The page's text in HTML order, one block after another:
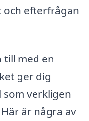
efterfrågan
till med en
ger dig
verkligen
är några av